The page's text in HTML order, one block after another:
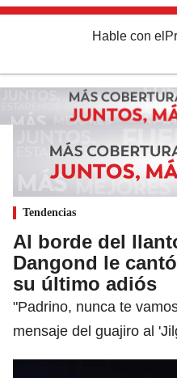
Hable con el
Tendencias
Al borde del
Dangond le
su último adiós
"Padrino, nunca te
mensaje del guajiro al